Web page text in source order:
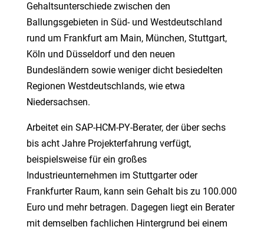
Gehaltsunterschiede zwischen den
Ballungsgebieten in Süd- und Westdeutschland
rund um Frankfurt am Main, München, Stuttgart,
Köln und Düsseldorf und den neuen
Bundesländern sowie weniger dicht besiedelten
Regionen Westdeutschlands, wie etwa
Niedersachsen.
Arbeitet ein SAP-HCM-PY-Berater, der über sechs
bis acht Jahre Projekterfahrung verfügt,
beispielsweise für ein großes
Industrieunternehmen im Stuttgarter oder
Frankfurter Raum, kann sein Gehalt bis zu 100.000
Euro und mehr betragen. Dagegen liegt ein Berater
mit demselben fachlichen Hintergrund bei einem